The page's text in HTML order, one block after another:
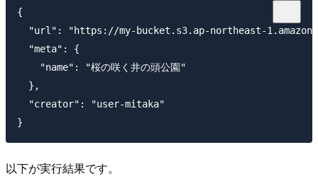
{
"url": "https://my-bucket.s3.ap-northeast-
  "meta": {
    "name": "桜の咲く井の頭公園"
  },
  "creator": "user-mitaka"
以下が実行結果です。